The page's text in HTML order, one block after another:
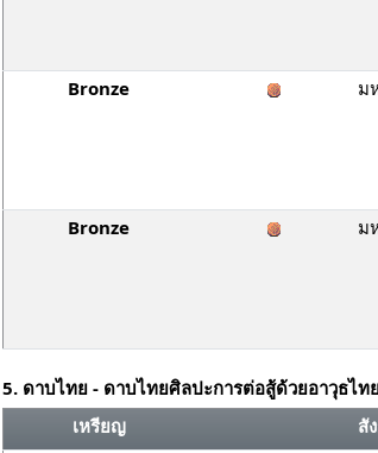
Bronze
ม
Bronze
ม
5. ดาบไทย - ดาบไทยศิลปะการต่อสู้ด้วยอาวุธไท
เหรียญ
สั